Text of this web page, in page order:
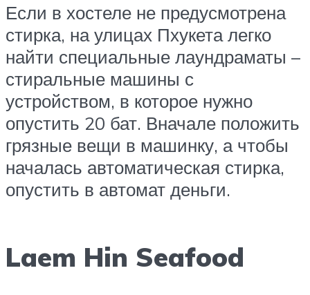
Если в хостеле не предусмотрена
стирка, на улицах Пхукета легко
найти специальные лаундраматы –
стиральные машины с
устройством, в которое нужно
опустить 20 бат. Вначале положить
грязные вещи в машинку, а чтобы
началась автоматическая стирка,
опустить в автомат деньги.
Laem Hin Seafood